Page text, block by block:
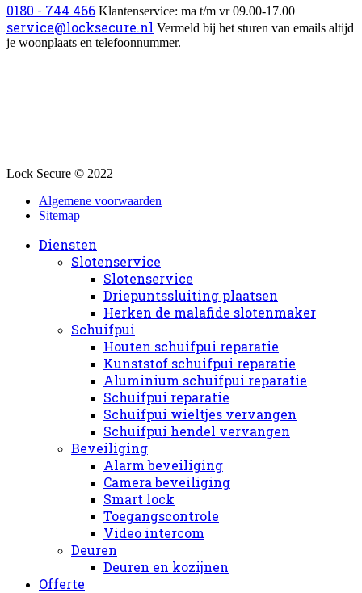
0180 - 744 466 Klantenservice: ma t/m vr 09.00-17.00
service@locksecure.nl Vermeld bij het sturen van emails altijd
je woonplaats en telefoonnummer.
Lock Secure © 2022
Algemene voorwaarden
Sitemap
Diensten
Slotenservice
Slotenservice
Driepuntssluiting plaatsen
Herken de malafide slotenmaker
Schuifpui
Houten schuifpui reparatie
Kunststof schuifpui reparatie
Aluminium schuifpui reparatie
Schuifpui reparatie
Schuifpui wieltjes vervangen
Schuifpui hendel vervangen
Beveiliging
Alarm beveiliging
Camera beveiliging
Smart lock
Toegangscontrole
Video intercom
Deuren
Deuren en kozijnen
Offerte